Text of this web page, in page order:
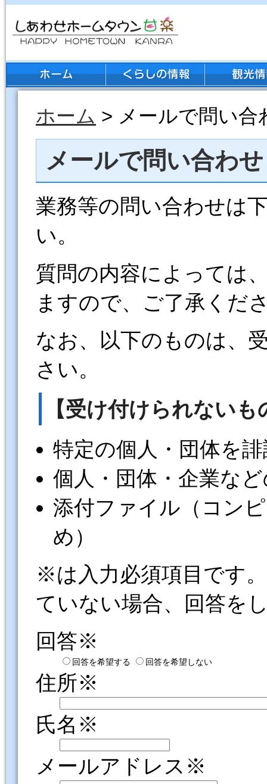
ホーム > メールで問い合
メールで問い合わせ
業務等の問い合わせは
い。
質問の内容によっては
ますので、ご了承くだ
なお、以下のものは、
さい。
【受け付けられないも
特定の個人・団体を
個人・団体・企業な
添付ファイル（コン
め）
※は入力必須項目です
ていない場合、回答を
回答※
回答を希望する 回答を希望しない
住所※
氏名※
メールアドレス※